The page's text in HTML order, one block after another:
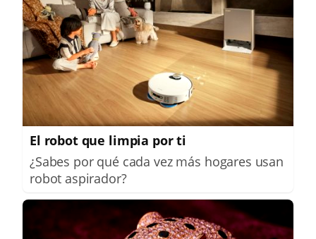
El robot que limpia por ti
¿Sabes por qué cada vez más hogares usan
robot aspirador?